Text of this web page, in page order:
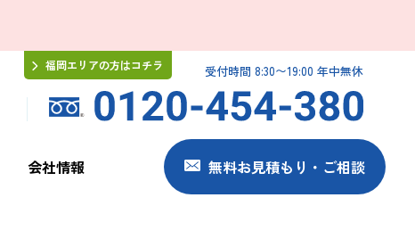
受付時間 8:30〜19:00 年中無休
福岡エリアの方はコチラ
会社情報 無料お見積もり・ご相談